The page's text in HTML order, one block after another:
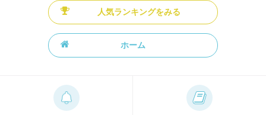
人気ランキングをみる
ホーム